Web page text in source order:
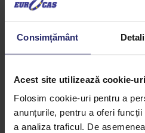
Consimțământ
Acest site utilizează cookie-uri
Folosim cookie-uri pentru a
anunțurile, pentru a oferi
a analiza traficul. De
Zmeura liofilizata granulata
contine bucati de zmeura
disponibila la ambalaj de